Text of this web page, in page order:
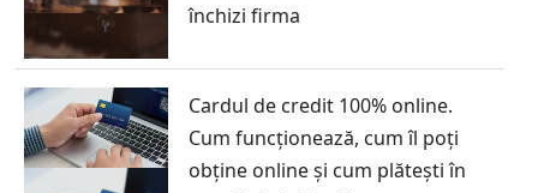
închizi firma
Cardul de credit 100% online.
Cum funcționează, cum îl poți
obține online și cum plătești în